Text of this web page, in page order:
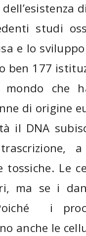
studi
e lo
ben 177
che
di origine
il DNA
tossiche. Le
ma se i
i
anche le